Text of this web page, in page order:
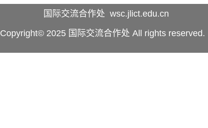
国际交流合作处 wsc.jlict.edu.cn
Copyright© 2025 国际交流合作处 All rights reserved.